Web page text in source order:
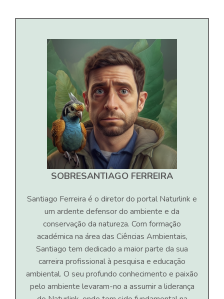
SOBRESANTIAGO FERREIRA
Santiago Ferreira é o diretor do portal Naturlink e
um ardente defensor do ambiente e da
conservação da natureza. Com formação
académica na área das Ciências Ambientais,
Santiago tem dedicado a maior parte da sua
carreira profissional à pesquisa e educação
ambiental. O seu profundo conhecimento e paixão
pelo ambiente levaram-no a assumir a liderança